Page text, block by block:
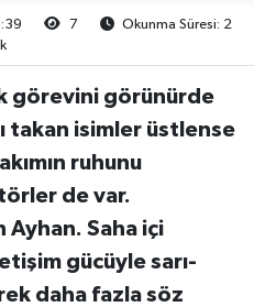
7
Okunma Süresi: 2
görevini görünürde
takan isimler üstlense
ruhunu
de var.
Ayhan. Saha içi
gücüyle sarı-
daha fazla söz